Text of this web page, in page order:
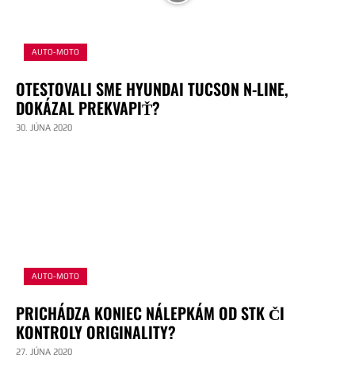
AUTO-MOTO
OTESTOVALI SME HYUNDAI TUCSON N-LINE,
DOKÁZAL PREKVAPIŤ?
30. JÚNA 2020
AUTO-MOTO
PRICHÁDZA KONIEC NÁLEPKÁM OD STK ČI
KONTROLY ORIGINALITY?
27. JÚNA 2020